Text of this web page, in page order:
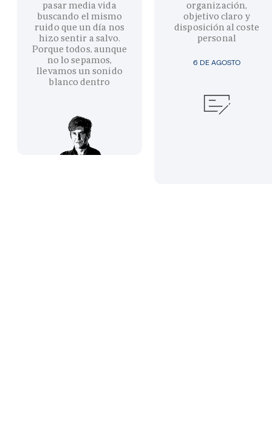
pasar media vida
buscando el mismo
ruido que un día nos
hizo sentir a salvo.
Porque todos, aunque
no lo sepamos,
llevamos un sonido
blanco dentro
6 DE AGOSTO
organización,
objetivo claro y
disposición al coste
personal